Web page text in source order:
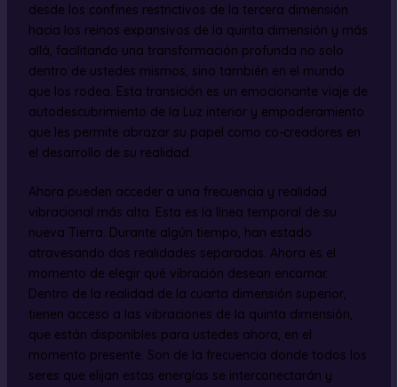
desde los confines restrictivos de la tercera dimensión
hacia los reinos expansivos de la quinta dimensión y más
allá, facilitando una transformación profunda no solo
dentro de ustedes mismos, sino también en el mundo
que los rodea. Esta transición es un emocionante viaje de
autodescubrimiento de la Luz interior y empoderamiento
que les permite abrazar su papel como co-creadores en
el desarrollo de su realidad.
Ahora pueden acceder a una frecuencia y realidad
vibracional más alta. Esta es la línea temporal de su
nueva Tierra. Durante algún tiempo, han estado
atravesando dos realidades separadas. Ahora es el
momento de elegir qué vibración desean encarnar.
Dentro de la realidad de la cuarta dimensión superior,
tienen acceso a las vibraciones de la quinta dimensión,
que están disponibles para ustedes ahora, en el
momento presente. Son de la frecuencia donde todos los
seres que elijan estas energías se interconectarán y